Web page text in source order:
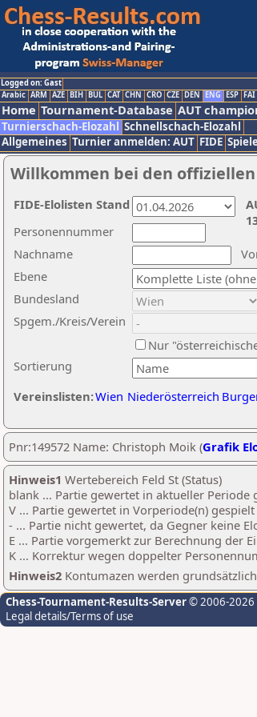
Logged on: Gast
Arabic ARM AZE BIH BUL CAT CHN CRO CZE DEN ENG ESP FAI
Home Tournament-Database AUT
Turnierschach-Elozahl Schnellschach-Elozahl
Allgemeines Turnier anmelden: AUT FIDE
Willkommen bei den offiziellen
Nachname
Ebene
Sortierung
Personennummer
Bundesland
Spgem./Kreis/Verein
Nur
Vereinslisten:Wien Niederösterreich
FIDE-Elolisten Stand
Pnr:149572 Name: Christoph Moik (Grafik
Hinweis1 Wertebereich Feld St (Status)
blank ... Partie gewertet in aktueller Periode
V ... Partie gewertet in Vorperiode(n) gespielt
- ... Partie nicht gewertet, da Gegner keine
E ... Partie vorgemerkt zur Berechnung der
K ... Korrektur wegen doppelter
Hinweis2 Kontumazen werden
Chess-Tournament-Results-Server© 2006-2026
Legal details/Terms of use